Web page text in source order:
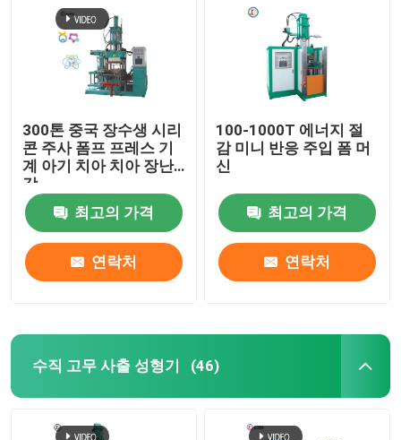
LSR 사출 성형기
300톤 중국 장수생 시리
콘 주사 폼프 프레스 기
계 아기 치아 치아 장난
감
최고의 가격
연락처
100-1000T 에너지 절
감 미니 반응 주입 폼 머
신
최고의 가격
연락처
수직 고무 사출 성형기 (46)